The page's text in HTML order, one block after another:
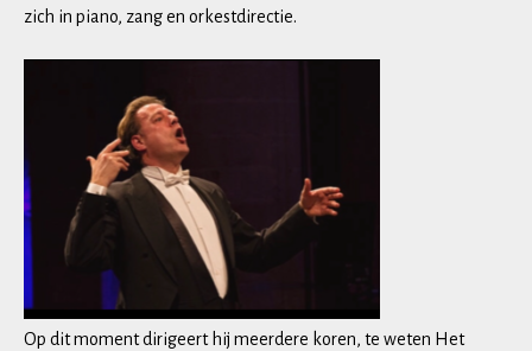
zich in piano, zang en orkestdirectie.
Op dit moment dirigeert hij meerdere koren, te weten Het